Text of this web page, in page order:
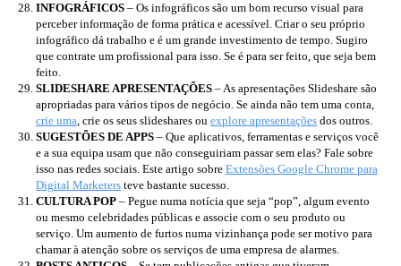
INFOGRÁFICOS – Os infográficos são um bom recurso visual para
perceber informação de forma prática e acessível. Criar o seu próprio
infográfico dá trabalho e é um grande investimento de tempo. Sugiro
que contrate um profissional para isso. Se é para ser feito, que seja bem
feito.
SLIDESHARE APRESENTAÇÕES – As apresentações Slideshare são
apropriadas para vários tipos de negócio. Se ainda não tem uma conta,
crie uma, crie os seus slideshares ou explore apresentações dos outros.
SUGESTÕES DE APPS – Que aplicativos, ferramentas e serviços você
e a sua equipa usam que não conseguiriam passar sem elas? Fale sobre
isso nas redes sociais. Este artigo sobre Extensões Google Chrome para
Digital Marketers teve bastante sucesso.
CULTURA POP – Pegue numa notícia que seja “pop”, algum evento
ou mesmo celebridades públicas e associe com o seu produto ou
serviço. Um aumento de furtos numa vizinhança pode ser motivo para
chamar à atenção sobre os serviços de uma empresa de alarmes.